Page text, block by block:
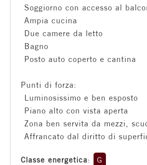
 Soggiorno con accesso al
 Ampia cucina
 Due camere da letto
 Bagno
 Posto auto coperto e cantina
Punti di forza:
️ Luminosissimo e ben esposto
️ Piano alto con vista aperta
Zona ben servita da mezzi,
Affrancato dal diritto di
Classe energetica: G
Prezzo
Totale
mq